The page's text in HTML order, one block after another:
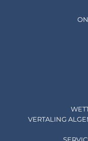
VERTALING